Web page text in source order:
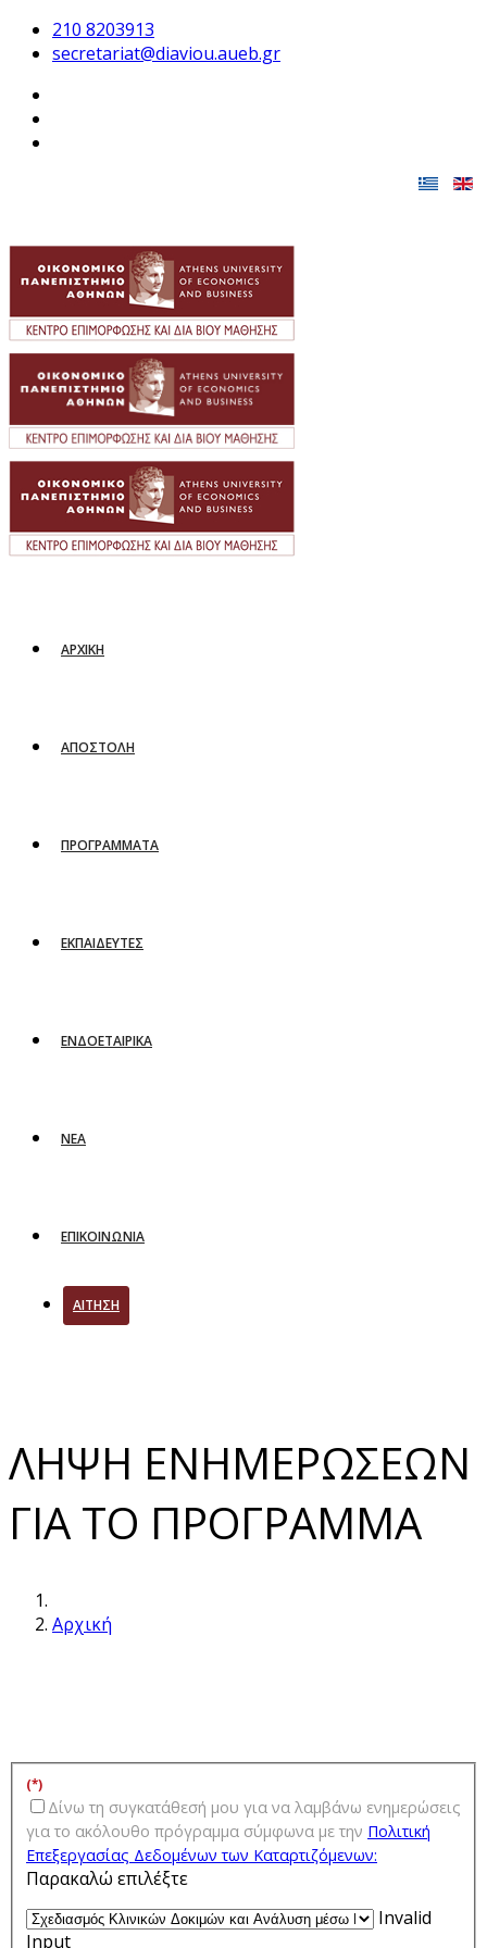
210 8203913
secretariat@diaviou.aueb.gr
ΑΡΧΙΚΗ
ΑΠΟΣΤΟΛΗ
ΠΡΟΓΡΑΜΜΑΤΑ
ΕΚΠΑΙΔΕΥΤΕΣ
ΕΝΔΟΕΤΑΙΡΙΚΑ
ΝΕΑ
ΕΠΙΚΟΙΝΩΝΙΑ
ΑΙΤΗΣΗ
ΛΗΨΗ ΕΝΗΜΕΡΩΣΕΩΝ
ΓΙΑ ΤΟ ΠΡΟΓΡΑΜΜΑ
Αρχική
(*)
Δίνω τη συγκατάθεσή μου για να λαμβάνω ενημερώσεις
για τo ακόλουθο πρόγραμμα σύμφωνα με την Πολιτική
Επεξεργασίας Δεδομένων των Kαταρτιζόμενων:
Παρακαλώ επιλέξτε
Invalid
Input